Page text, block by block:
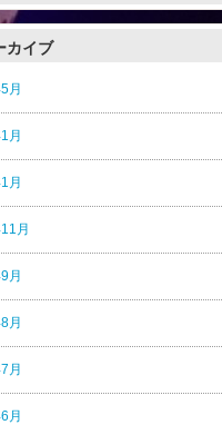
カイブ
月
月
月
月
月
月
月
月